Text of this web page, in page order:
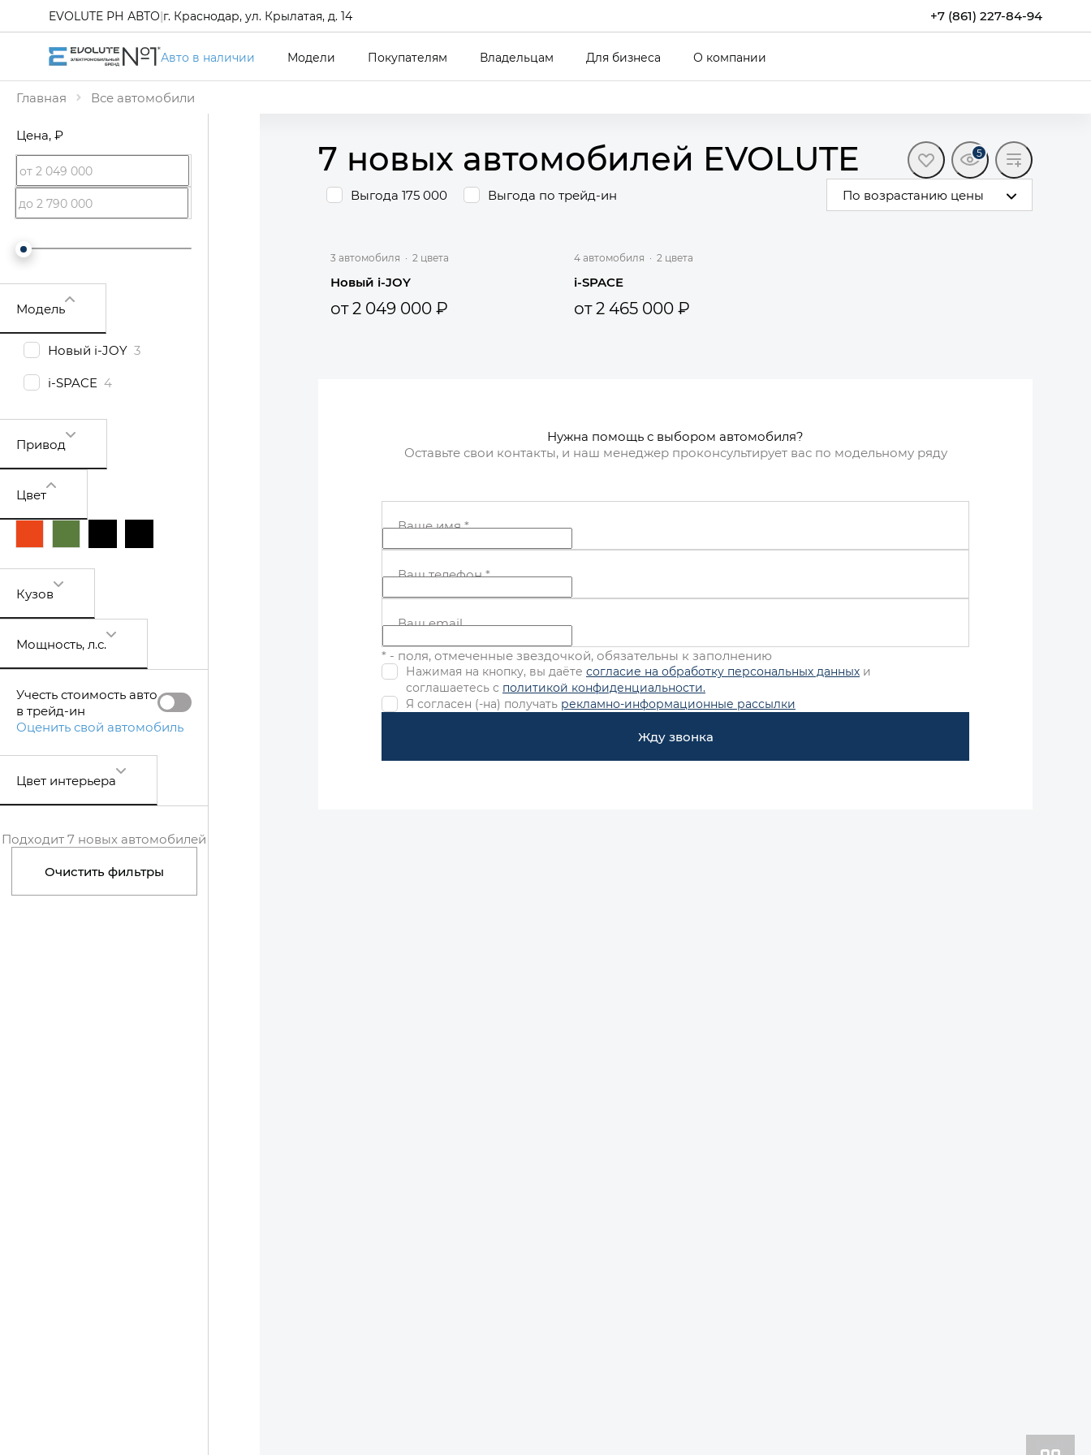
+7 (861) 227-84-94
EVOLUTE РН АВТО|г. Краснодар, ул. Крылатая, д. 14
Авто в наличии Модели Покупателям Владельцам Для бизнеса О компании
Главная Все автомобили
Цена, ₽
Модель
Новый i-JOY 3
i-SPACE 4
Привод
Цвет
Кузов
Мощность, л.с.
Учесть стоимость авто
в трейд-ин
Оценить свой автомобиль
Цвет интерьера
Подходит 7 новых автомобилей
Очистить фильтры
7 новых автомобилей EVOLUTE 5
Выгода 175 000 Выгода по трейд-ин По возрастанию цены
3 автомобиля · 2 цвета
Новый i-JOY
от 2 049 000 ₽
4 автомобиля · 2 цвета
i-SPACE
от 2 465 000 ₽
Нужна помощь с выбором автомобиля?
Оставьте свои контакты, и наш менеджер проконсультирует вас по модельному ряду
Ваше имя*
Ваш телефон*
Ваш email
* - поля, отмеченные звездочкой, обязательны к заполнению
Нажимая на кнопку, вы даёте согласие на обработку персональных данных
соглашаетесь с политикой конфиденциальности.
Я согласен (-на) получать рекламно-информационные рассылки
Жду звонка